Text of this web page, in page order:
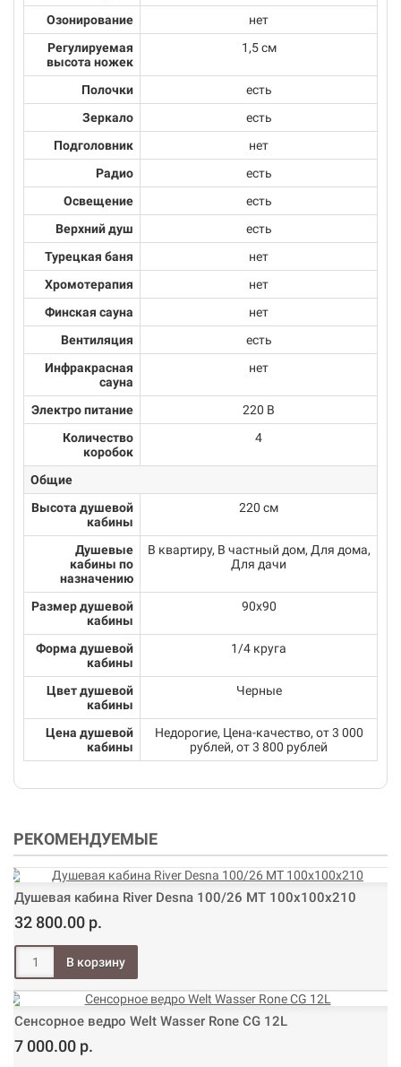
Озонирование
нет
Регулируемая
высота ножек
1,5 см
Полочки
есть
Зеркало
есть
Подголовник
нет
Радио
есть
Освещение
есть
Верхний душ
есть
Турецкая баня
нет
Хромотерапия
нет
Финская сауна
нет
Вентиляция
есть
Инфракрасная
сауна
нет
Электро питание
220 В
Количество
коробок
4
Общие
Высота душевой
кабины
220 см
Душевые
кабины по
назначению
В квартиру, В частный дом, Для дома,
Для дачи
Размер душевой
кабины
90х90
Форма душевой
кабины
1/4 круга
Цвет душевой
кабины
Черные
Цена душевой
кабины
Недорогие, Цена-качество, от 3 000
рублей, от 3 800 рублей
РЕКОМЕНДУЕМЫЕ
Душевая кабина River Desna 100/26 МТ 100х100х210
32 800.00 р.
Сенсорное ведро Welt Wasser Rone CG 12L
7 000.00 р.